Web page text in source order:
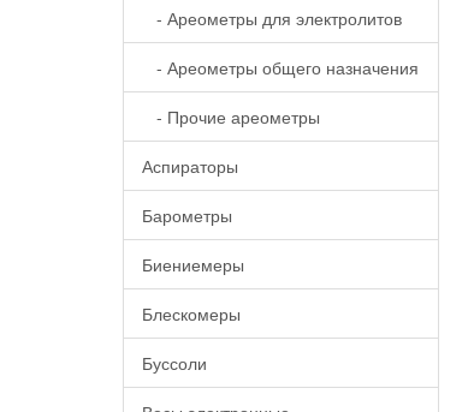
- Ареометры для электролитов
- Ареометры общего назначения
- Прочие ареометры
Аспираторы
Барометры
Биениемеры
Блескомеры
Буссоли